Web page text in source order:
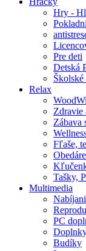
Hry -
Pre deti
Detská
Relax
Zdravie
Zábava
Fľaše,
Tašky,
Multimedia
PC
Budíky